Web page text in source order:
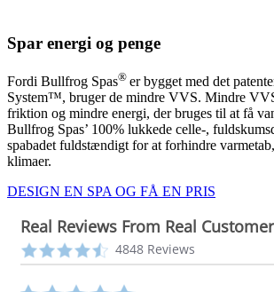
Spar energi og penge
Fordi Bullfrog Spas® er bygget med det
System™, bruger de mindre VVS. Mindre
friktion og mindre energi, der bruges til at få
Bullfrog Spas’ 100% lukkede celle-,
spabadet fuldstændigt for at forhindre
klimaer.
DESIGN EN SPA OG FÅ EN PRIS
Real Reviews From Real
Reviews
carousel
4.3
star
4848 Reviews